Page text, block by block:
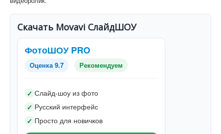
Скачать Movavi СлайдШОУ
ФотоШОУ PRO
Оценка 9.7 Рекомендуем
✓ Слайд-шоу из фото
✓ Русский интерфейс
✓ Просто для новичков